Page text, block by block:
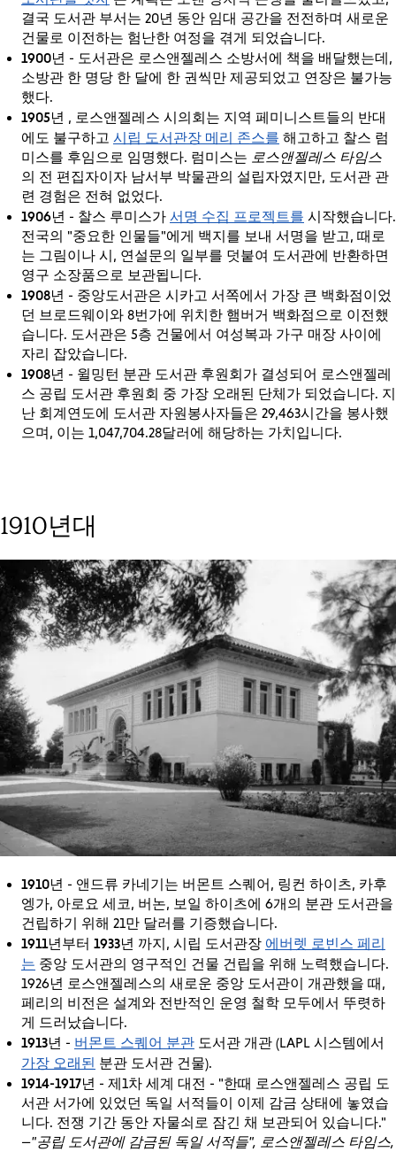
결국 도서관 부서는 20년 동안 임대 공간을 전전하며 새로운
건물로 이전하는 험난한 여정을 겪게 되었습니다.
1900년 - 도서관은 로스앤젤레스 소방서에 책을 배달했는데,
소방관 한 명당 한 달에 한 권씩만 제공되었고 연장은 불가능
했다.
1905년 , 로스앤젤레스 시의회는 지역 페미니스트들의 반대
에도 불구하고 시립 도서관장 메리 존스를 해고하고 찰스 럼
미스를 후임으로 임명했다. 럼미스는 로스앤젤레스 타임스
의 전 편집자이자 남서부 박물관의 설립자였지만, 도서관 관
련 경험은 전혀 없었다.
1906년 - 찰스 루미스가 서명 수집 프로젝트를 시작했습니다.
전국의 "중요한 인물들"에게 백지를 보내 서명을 받고, 때로
는 그림이나 시, 연설문의 일부를 덧붙여 도서관에 반환하면
영구 소장품으로 보관됩니다.
1908년 - 중앙도서관은 시카고 서쪽에서 가장 큰 백화점이었
던 브로드웨이와 8번가에 위치한 햄버거 백화점으로 이전했
습니다. 도서관은 5층 건물에서 여성복과 가구 매장 사이에
자리 잡았습니다.
1908년 - 윌밍턴 분관 도서관 후원회가 결성되어 로스앤젤레
스 공립 도서관 후원회 중 가장 오래된 단체가 되었습니다. 지
난 회계연도에 도서관 자원봉사자들은 29,463시간을 봉사했
으며, 이는 1,047,704.28달러에 해당하는 가치입니다.
1910년대
1910년 - 앤드류 카네기는 버몬트 스퀘어, 링컨 하이츠, 카후
엥가, 아로요 세코, 버논, 보일 하이츠에 6개의 분관 도서관을
건립하기 위해 21만 달러를 기증했습니다.
1911년부터 1933년 까지, 시립 도서관장 에버렛 로빈스 페리
는 중앙 도서관의 영구적인 건물 건립을 위해 노력했습니다.
1926년 로스앤젤레스의 새로운 중앙 도서관이 개관했을 때,
페리의 비전은 설계와 전반적인 운영 철학 모두에서 뚜렷하
게 드러났습니다.
1913년 - 버몬트 스퀘어 분관 도서관 개관 (LAPL 시스템에서
가장 오래된 분관 도서관 건물).
1914-1917년 - 제1차 세계 대전 - "한때 로스앤젤레스 공립 도
서관 서가에 있었던 독일 서적들이 이제 감금 상태에 놓였습
니다. 전쟁 기간 동안 자물쇠로 잠긴 채 보관되어 있습니다."
—"공립 도서관에 감금된 독일 서적들", 로스앤젤레스 타임스,